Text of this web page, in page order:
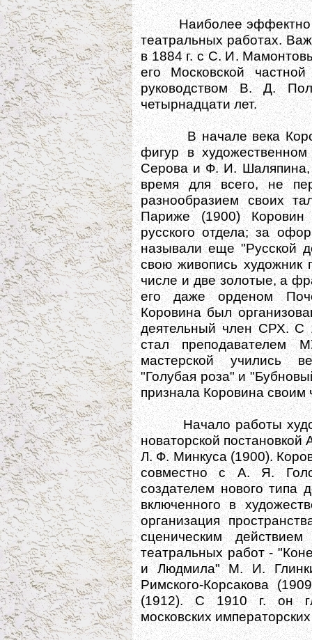
Наиболее эффектно
театральных работах.
в 1884 г. с С. И.
его Московской
руководством В. Д.
четырнадцати лет.
В начале века
фигур в
Серова и Ф. И. Шаляпина,
время для всего, не
разнообразием своих
Париже (1900) Коровин
русского отдела; за
называли еще "Русской
свою живопись художник
числе и две золотые, а
его даже орденом
Коровина был
деятельный член СРХ. С
стал преподавателем
мастерской учились
"Голубая роза" и
признала Коровина своим
Начало работы
новаторской
Л. Ф. Минкуса (1900).
совместно с А. Я.
создателем нового типа
включенного в
организация
сценическим
театральных работ -
и Людмила" М. И.
Римского-Корсакова
(1912). С 1910 г. он
московских